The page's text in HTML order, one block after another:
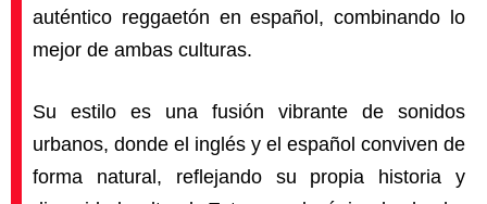
auténtico reggaetón en español, combinando lo
mejor de ambas culturas.
Su estilo es una fusión vibrante de sonidos
urbanos, donde el inglés y el español conviven de
forma natural, reflejando su propia historia y